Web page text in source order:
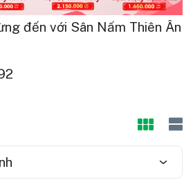
đến với Sân Nấm Thiên Ân